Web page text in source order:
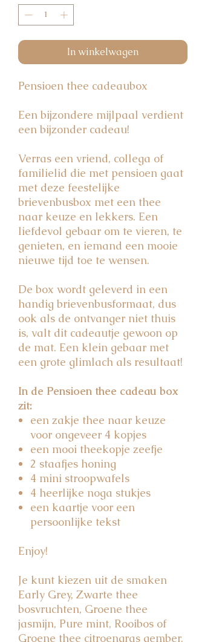
In winkelwagen
Pensioen thee cadeaubox
Een bijzondere mijlpaal verdient
een bijzonder cadeau!
Verras een vriend, collega of
familielid die met pensioen gaat
met deze feestelijke
brievenbusbox met een thee
naar keuze en lekkers. Een
liefdevol gebaar om te vieren, te
genieten, en iemand een mooie
nieuwe tijd toe te wensen.
De box wordt geleverd in een
handig brievenbusformaat, dus
ook als de ontvanger niet thuis
is, valt dit cadeautje gewoon op
de mat. Een klein gebaar met
een grote glimlach als resultaat!
In de Pensioen thee cadeau box
zit:
een zakje thee naar keuze
voor ongeveer 4 kopjes
een mooi theekopje zeefje
2 staafjes honing
4 mini stroopwafels
4 heerlijke noga stukjes
een kaartje voor een
persoonlijke tekst
Enjoy!
Je kunt kiezen uit de smaken
Early Grey, Zwarte thee
bosvruchten, Groene thee
jasmijn, Pure mint, Rooibos of
Groene thee citroengras gember.